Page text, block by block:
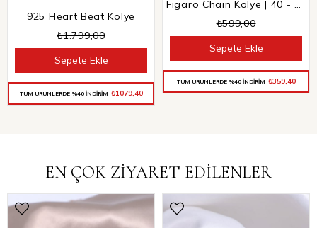
925 Heart Beat Kolye
₺1.799,00
Sepete Ekle
TÜM ÜRÜNLERDE %40 İNDİRİM ₺1079,40
Figaro Chain Kolye | 40 - 45 cm
₺599,00
Sepete Ekle
TÜM ÜRÜNLERDE %40 İNDİRİM ₺359,40
EN ÇOK ZİYARET EDİLENLER